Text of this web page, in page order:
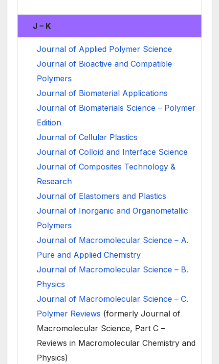
J – K
Journal of Applied Polymer Science
Journal of Bioactive and Compatible
Polymers
Journal of Biomaterial Applications
Journal of Biomaterials Science – Polymer
Edition
Journal of Cellular Plastics
Journal of Colloid and Interface Science
Journal of Composites Technology &
Research
Journal of Elastomers and Plastics
Journal of Inorganic and Organometallic
Polymers
Journal of Macromolecular Science – A.
Pure and Applied Chemistry
Journal of Macromolecular Science – B.
Physics
Journal of Macromolecular Science – C.
Polymer Reviews (formerly Journal of
Macromolecular Science, Part C –
Reviews in Macromolecular Chemistry and
Physics)